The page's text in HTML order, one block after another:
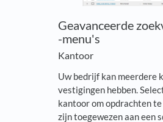
Geavanceerde
-menu's
Kantoor
Uw bedrijf kan meerdere
vestigingen hebben.
kantoor om opdrachten
zijn toegewezen aan een